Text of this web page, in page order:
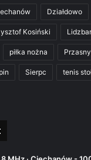
Działdowo
Kosiński
piłka nożna
Sierpc tenis